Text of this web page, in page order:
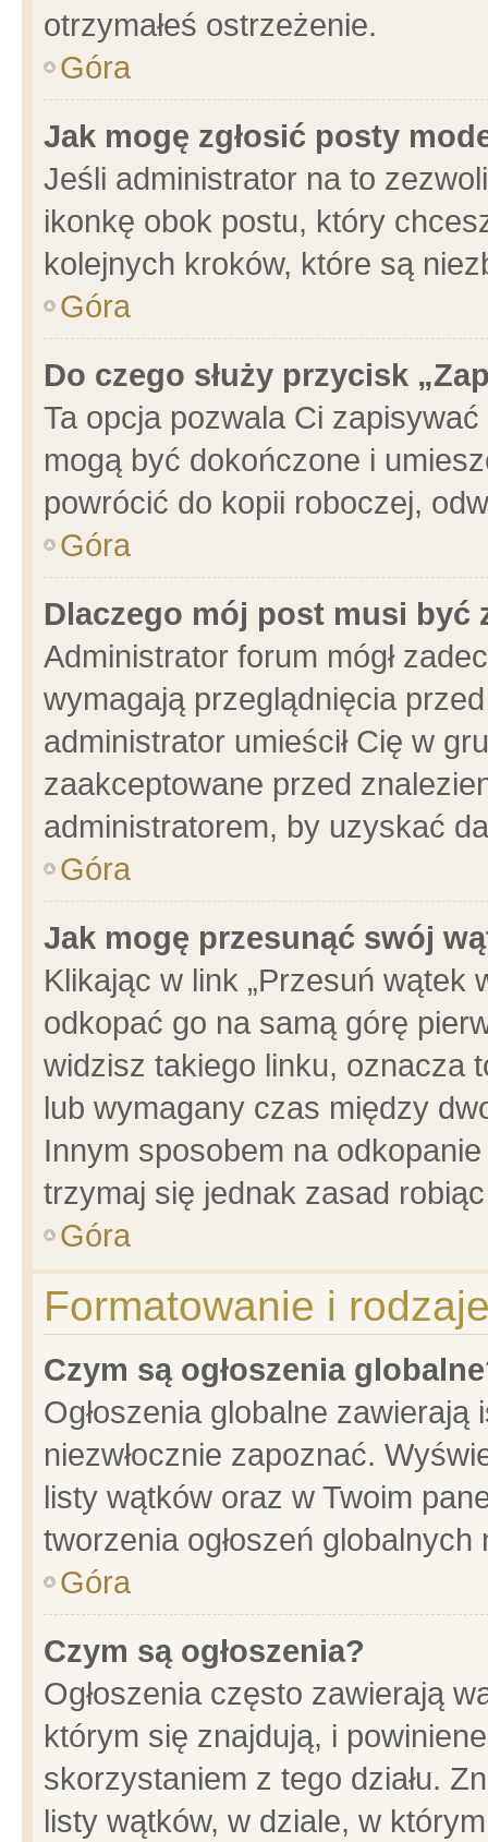
otrzymałeś ostrzeżenie.
Góra
Jak mogę zgłosić posty
Jeśli administrator na to
ikonkę obok postu, który
kolejnych kroków, które są
Góra
Do czego służy przycisk
Ta opcja pozwala Ci
mogą być dokończone i
powrócić do kopii roboczej,
Góra
Dlaczego mój post musi być
Administrator forum mógł
wymagają przeglądnięcia
administrator umieścił Cię w
zaakceptowane przed
administratorem, by uzyskać
Góra
Jak mogę przesunąć swój
Klikając w link „Przesuń wątek
odkopać go na samą górę
widzisz takiego linku, oznacza
lub wymagany czas między
Innym sposobem na
trzymaj się jednak zasad
Góra
Formatowanie i
Czym są ogłoszenia
Ogłoszenia globalne
niezwłocznie zapoznać.
listy wątków oraz w Twoim
tworzenia ogłoszeń
Góra
Czym są ogłoszenia?
Ogłoszenia często zawierają
którym się znajdują, i
skorzystaniem z tego działu.
listy wątków, w dziale, w